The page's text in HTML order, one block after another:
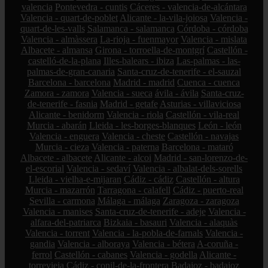
valencia Pontevedra - cuntis Cáceres - valencia-de-alcántara
Valencia - quart-de-poblet Alicante - la-vila-joiosa Valencia -
quart-de-les-valls Salamanca - salamanca Córdoba - córdoba
Valencia - almàssera La-rioja - fuenmayor Valencia - mislata
Albacete - almansa Girona - torroella-de-montgrí Castellón -
castelló-de-la-plana Illes-balears - ibiza Las-palmas - las-
palmas-de-gran-canaria Santa-cruz-de-tenerife - el-sauzal
Barcelona - barcelona Madrid - madrid Cuenca - cuenca
Zamora - zamora Valencia - sueca ávila - ávila Santa-cruz-
de-tenerife - fasnia Madrid - getafe Asturias - villaviciosa
Alicante - benidorm Valencia - riola Castellón - vila-real
Murcia - abarán Lleida - les-borges-blanques León - león
Valencia - enguera Valencia - cheste Castellón - navajas
Murcia - cieza Valencia - paterna Barcelona - mataró
Albacete - albacete Alicante - alcoi Madrid - san-lorenzo-de-
el-escorial Valencia - sedaví Valencia - albalat-dels-sorells
Lleida - vielha-e-mijaran Cádiz - cádiz Castellón - altura
Murcia - mazarrón Tarragona - calafell Cádiz - puerto-real
Sevilla - carmona Málaga - málaga Zaragoza - zaragoza
Valencia - manises Santa-cruz-de-tenerife - adeje Valencia -
alfara-del-patriarca Bizkaia - basauri Valencia - alaquàs
Valencia - torrent Valencia - la-pobla-de-farnals Valencia -
gandia Valencia - alboraya Valencia - bétera A-coruña -
ferrol Castellón - cabanes Valencia - godella Alicante -
torrevieja Cádiz - conil-de-la-frontera Badajoz - badajoz